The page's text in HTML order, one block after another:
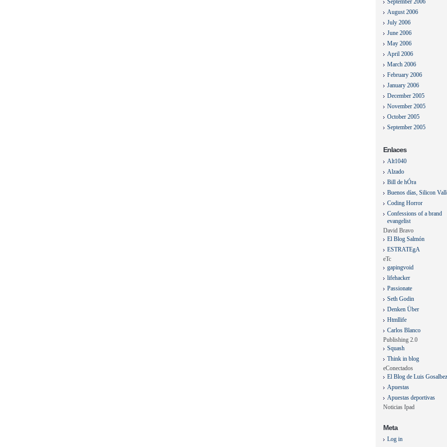
September 2006
August 2006
July 2006
June 2006
May 2006
April 2006
March 2006
February 2006
January 2006
December 2005
November 2005
October 2005
September 2005
Enlaces
Alt1040
Alzado
Bill de hÓra
Buenos días, Silicon
Coding Horror
Confessions of a brand
evangelist
David Bravo
El Blog Salmón
ESTRATEgA
eTc
gapingvoid
lifehacker
Passionate
Seth Godin
Denken Über
Htmllife
Carlos Blanco
Publishing 2.0
Squash
Think in blog
eConectados
El Blog de Luis Gosalbez
Apuestas
Apuestas deportivas
Noticias Ipad
Meta
Log in